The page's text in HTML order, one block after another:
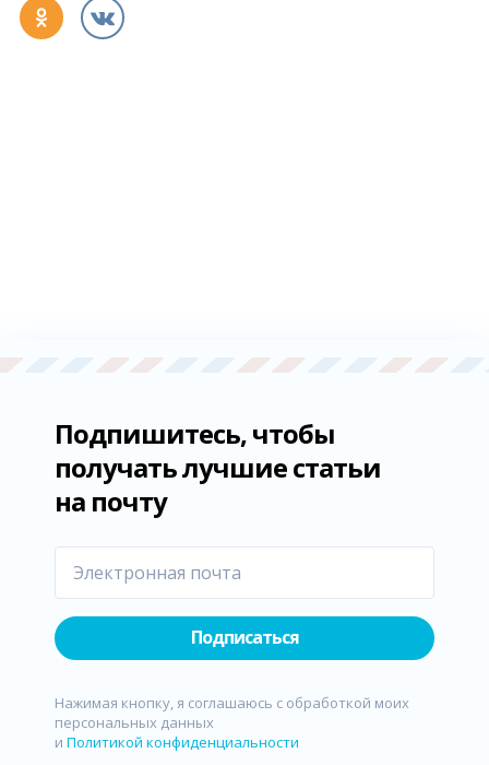
Подпишитесь, чтобы
получать лучшие статьи
на почту
Подписаться
Нажимая кнопку, я соглашаюсь с обработкой моих
персональных данных
и Политикой конфиденциальности